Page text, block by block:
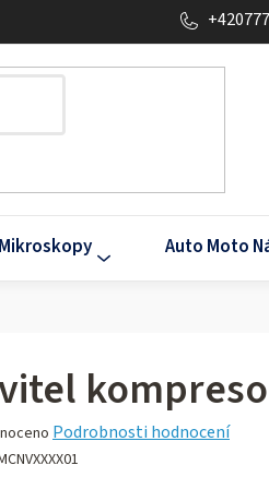
Auto Moto
Podrobnosti hodnocení